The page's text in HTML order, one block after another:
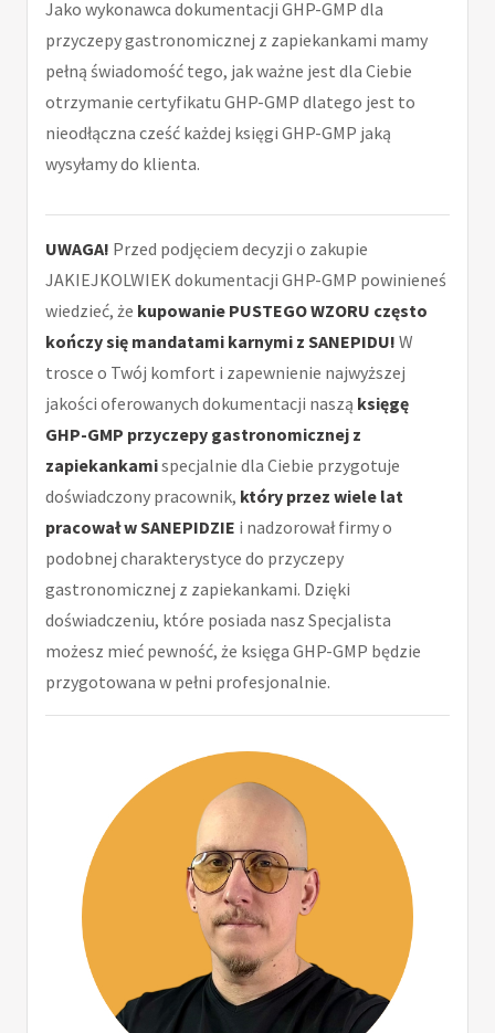
Jako wykonawca dokumentacji GHP-GMP dla
przyczepy gastronomicznej z zapiekankami mamy
pełną świadomość tego, jak ważne jest dla Ciebie
otrzymanie certyfikatu GHP-GMP dlatego jest to
nieodłączna cześć każdej księgi GHP-GMP jaką
wysyłamy do klienta.
UWAGA! Przed podjęciem decyzji o zakupie
JAKIEJKOLWIEK dokumentacji GHP-GMP powinieneś
wiedzieć, że kupowanie PUSTEGO WZORU często
kończy się mandatami karnymi z SANEPIDU! W
trosce o Twój komfort i zapewnienie najwyższej
jakości oferowanych dokumentacji naszą księgę
GHP-GMP przyczepy gastronomicznej z
zapiekankamispecjalnie dla Ciebie przygotuje
doświadczony pracownik, który przez wiele lat
pracował w SANEPIDZIE i nadzorował firmy o
podobnej charakterystyce do przyczepy
gastronomicznej z zapiekankami. Dzięki
doświadczeniu, które posiada nasz Specjalista
możesz mieć pewność, że księga GHP-GMP będzie
przygotowana w pełni profesjonalnie.